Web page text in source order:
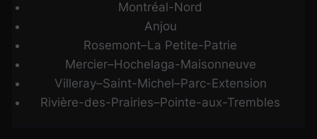
Montréal-Nord
Anjou
Rosemont–La Petite-Patrie
Mercier–Hochelaga-Maisonneuve
Villeray–Saint-Michel–Parc-Extension
Rivière-des-Prairies–Pointe-aux-Trembles